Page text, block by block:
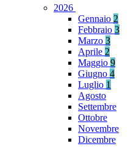
2026
Gennaio 2
Febbraio 3
Marzo 3
Aprile 2
Maggio 9
Giugno 4
Luglio 1
Agosto
Settembre
Ottobre
Novembre
Dicembre